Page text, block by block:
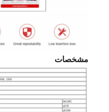
مشخصات